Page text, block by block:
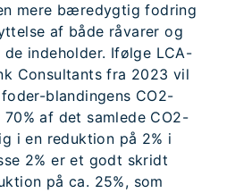
mere bæredygtig fodring
af både råvarer og
indeholder. Ifølge LCA-
Consultants fra 2023 vil
blandingens CO2-
af det samlede CO2-
i en reduktion på 2% i
2% er et godt skridt
på ca. 25%, som